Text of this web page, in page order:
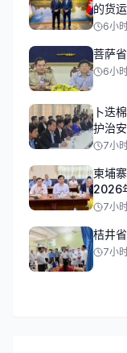
的货
6小
菩萨
6小
卜迭
护治
7小
柬埔
2026
7小
桔井
7小